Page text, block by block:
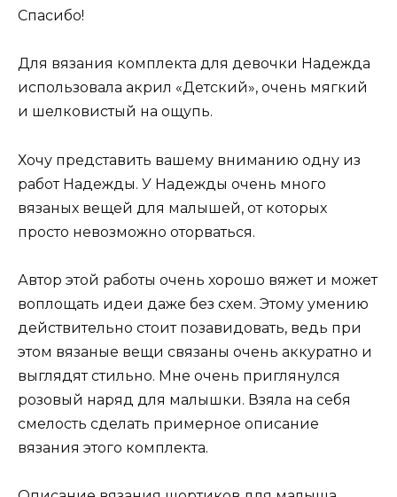
Спасибо!
Для вязания комплекта для девочки Надежда
использовала акрил «Детский», очень мягкий
и шелковистый на ощупь.
Хочу представить вашему вниманию одну из
работ Надежды. У Надежды очень много
вязаных вещей для малышей, от которых
просто невозможно оторваться.
Автор этой работы очень хорошо вяжет и может
воплощать идеи даже без схем. Этому умению
действительно стоит позавидовать, ведь при
этом вязаные вещи связаны очень аккуратно и
выглядят стильно. Мне очень приглянулся
розовый наряд для малышки. Взяла на себя
смелость сделать примерное описание
вязания этого комплекта.